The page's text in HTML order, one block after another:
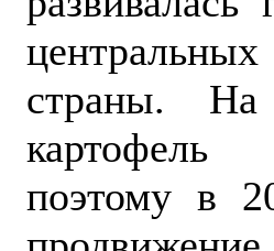
страны.
поэтому в